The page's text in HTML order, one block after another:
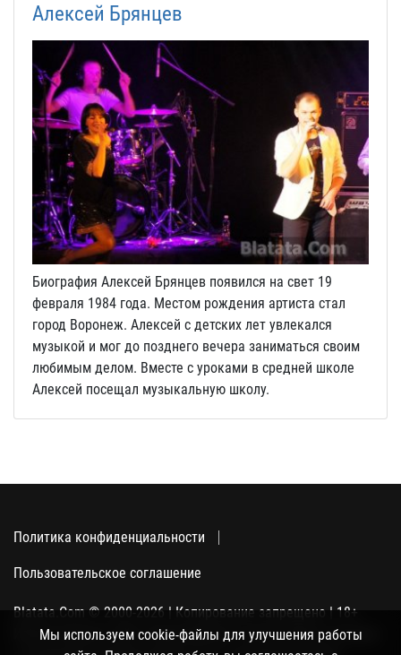
Алексей Брянцев
Биография Алексей Брянцев появился на свет 19
февраля 1984 года. Местом рождения артиста стал
город Воронеж. Алексей с детских лет увлекался
музыкой и мог до позднего вечера заниматься своим
любимым делом. Вместе с уроками в средней школе
Алексей посещал музыкальную школу.
Политика конфиденциальности
Пользовательское соглашение
Blatata.Com © 2000-2026 | Копирование запрещено | 18+
Использование сайта подразумевает ваше полное согласие
Мы используем cookie-файлы для улучшения работы